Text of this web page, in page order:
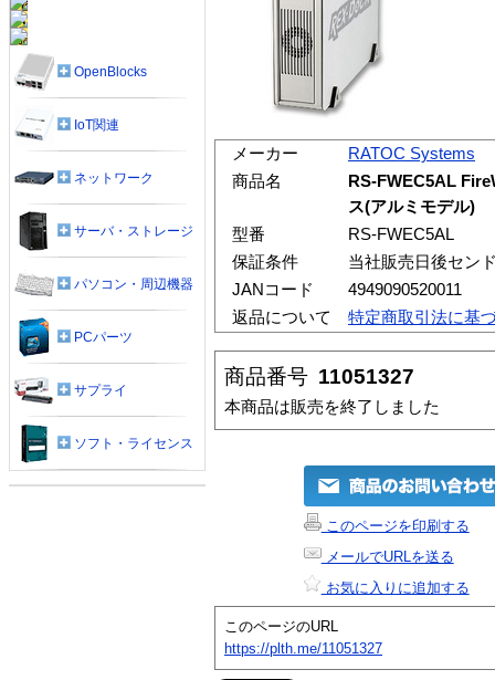
メーカー
RATOC Systems
商品名
RS-FWEC5AL
ス(アルミモデル)
型番
RS-FWEC5AL
保証条件
当社販売日後セン
JANコード
4949090520011
返品について
特定商取引法に基
商品番号 11051327
本商品は販売を終了しました
このページを印刷する
メールでURLを送る
お気に入りに追加する
このページのURL
https://plth.me/11051327
OpenBlocks
IoT関連
ネットワーク
サーバ・ストレージ
パソコン・周辺機器
PCパーツ
サプライ
ソフト・ライセンス